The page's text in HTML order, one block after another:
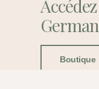
Boutique